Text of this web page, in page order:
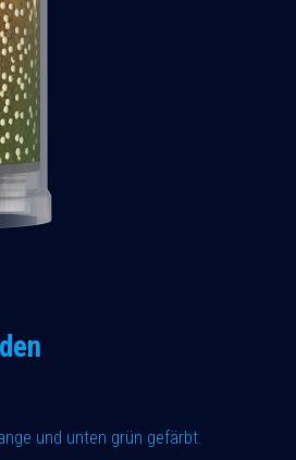
und unten grün gefärbt.